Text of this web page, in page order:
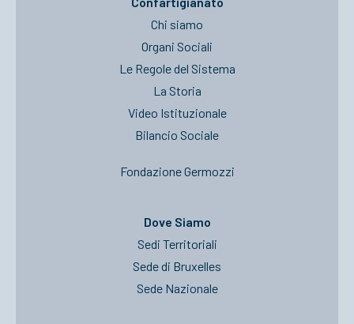
Chi siamo
Organi Sociali
Le Regole del Sistema
La Storia
Video Istituzionale
Bilancio Sociale
Fondazione Germozzi
Dove Siamo
Sedi Territoriali
Sede di Bruxelles
Sede Nazionale